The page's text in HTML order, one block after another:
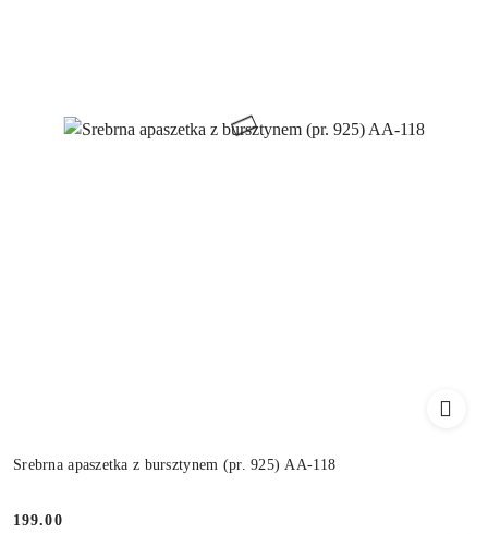
Srebrna apaszetka z bursztynem (pr. 925) AA-118
199.00